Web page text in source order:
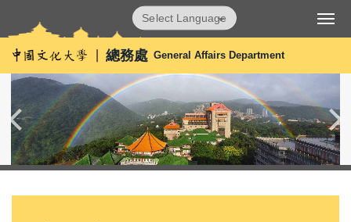
到
主
容
區
總務處 General Affairs Department
Translate